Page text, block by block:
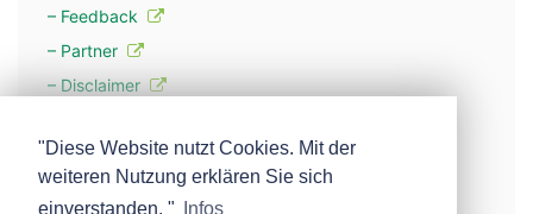
– Feedback
– Partner
– Disclaimer
– Werbung
"Diese Website nutzt Cookies. Mit der
weiteren Nutzung erklären Sie sich
einverstanden. "
Infos